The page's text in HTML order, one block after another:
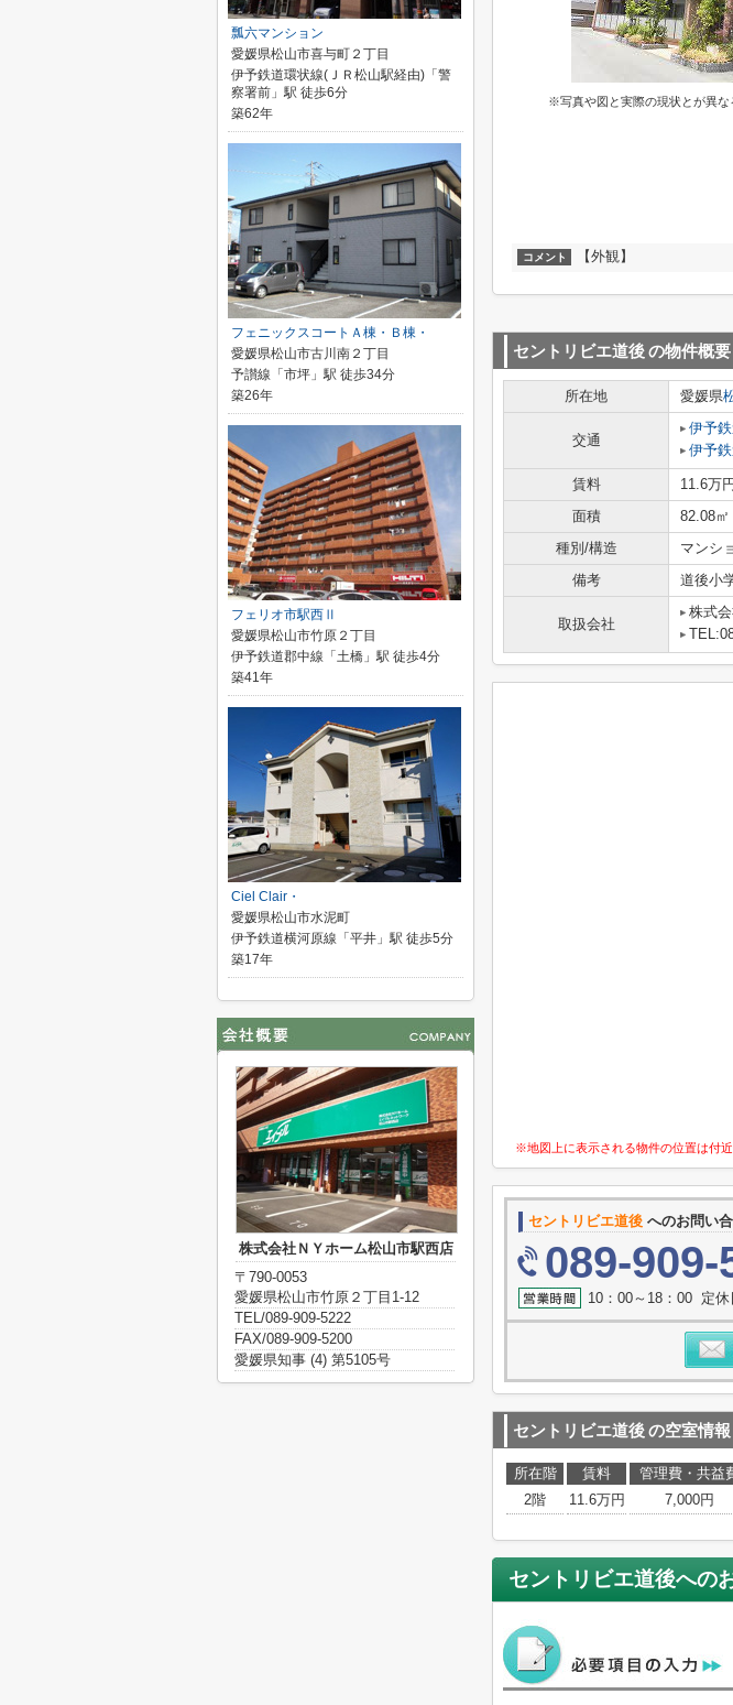
※写真や図と実際の現状とが異
コメント 【外観】
セントリビエ道後の物件概要
所在地 愛媛県
交通
伊予
伊予
賃料 11.6万円
面積
82.08㎡
種別/構造
マンシ
備考
道後小
取扱会社
株式
※地図上に表示される物件の位置は付
セントリビエ道後 へのお問い
089-909-
10：00～18：00 定休
セントリビエ道後の空室情報
所在階 賃料 管理費・共益
2階
11.6万円 7,000円
セントリビエ道後への
瓢六マンション
愛媛県松山市喜与町２丁目
伊予鉄道環状線(ＪＲ松山駅経由)「警
察署前」駅 徒歩6分
築62年
フェニックスコートＡ棟・Ｂ棟・
愛媛県松山市古川南２丁目
予讃線「市坪」駅 徒歩34分
築26年
フェリオ市駅西Ⅱ
愛媛県松山市竹原２丁目
伊予鉄道郡中線「土橋」駅 徒歩4分
築41年
Ciel Clair・
愛媛県松山市水泥町
伊予鉄道横河原線「平井」駅 徒歩5分
築17年
株式会社ＮＹホーム松山市駅西店
〒790-0053
愛媛県松山市竹原２丁目1-12
TEL/089-909-5222
FAX/089-909-5200
愛媛県知事 (4) 第5105号